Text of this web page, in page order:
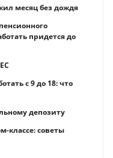
месяц без дождя
придется до
с 9 до 18: что
депозиту
классе: советы